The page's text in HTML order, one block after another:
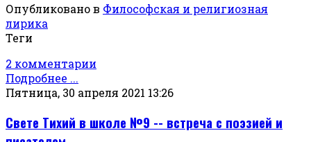
Опубликовано в Философская и религиозная
лирика
Теги
2 комментарии
Подробнее ...
Пятница, 30 апреля 2021 13:26
Свете Тихий в школе №9 -- встреча с поэзией и